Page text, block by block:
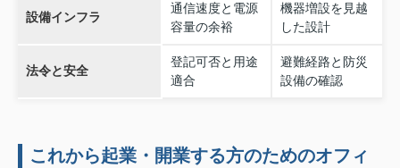
設備インフラ
通信速度と電源
容量の余裕
機器増設を見越
した設計
法令と安全
登記可否と用途
適合
避難経路と防災
設備の確認
これから起業・開業する方のためのオフィ